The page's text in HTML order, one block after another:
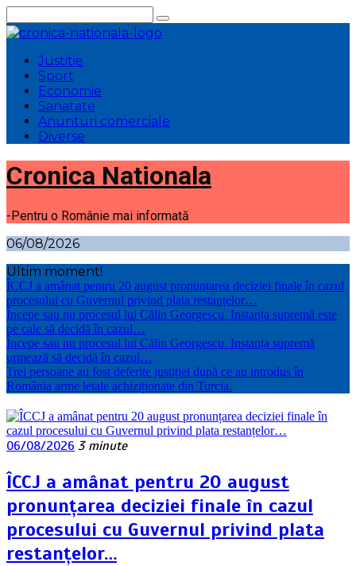
la
conținut
Justitie
Sport
Economie
Sanatate
Anunturi comerciale
Diverse
Cronica Nationala
-Pentru o Românie mai informată
06/08/2026
Ultim moment!
ÎCCJ a amânat pentru 20 august pronunțarea deciziei finale în cazul
procesului cu Guvernul privind plata restanțelor…
Începe sau nu procesul lui Călin Georgescu. Instanța supremă este
pe cale să decidă în cazul…
Începe sau nu procesul lui Călin Georgescu. Instanța supremă
urmează să decidă în cazul…
Trei persoane au fost deferite justiției după ce au introdus în
România arme letale achiziționate din Turcia.
06/08/2026 3 minute
ÎCCJ a amânat pentru 20 august
pronunțarea deciziei finale în cazul
procesului cu Guvernul privind plata
restanțelor…